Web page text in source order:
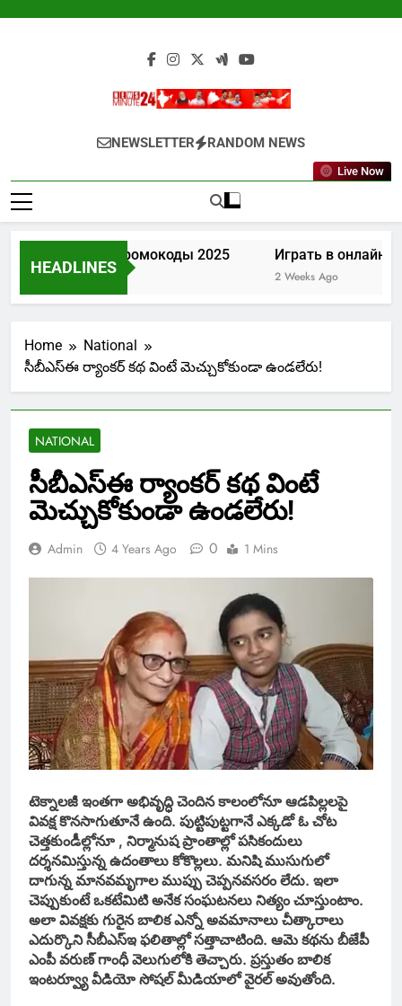
Newsminute24
Get All Updated Telugu News
NEWSLETTER RANDOM NEWS
Live Now
HEADLINES
Лев казино промокоды 2025
1 Week Ago
Играть в онлайн
2 Weeks Ago
Home
National
సీబీఎస్ఈ ర్యాంకర్ కథ వింటే మెచ్చుకోకుండా ఉండలేరు!
NATIONAL
సీబీఎస్ఈ ర్యాంకర్ కథ వింటే
మెచ్చుకోకుండా ఉండలేరు!
Admin 4 Years Ago 0 1 Mins
టెక్నాలజీ ఇంతగా అభివృద్ధి చెందిన కాలంలోనూ ఆడపిల్లలపై
వివక్ష కొనసాగుతూనే ఉంది. పుట్టిపుట్టగానే ఎక్కడో ఓ చోట
చెత్తకుండీల్లోనూ , నిర్మానుష ప్రాంతాల్లో పసికందులు
దర్శనమిస్తున్న ఉదంతాలు కోకొల్లలు. మనిషి ముసుగులో
దాగున్న మానవమృగాల ముప్పు చెప్పనవసరం లేదు. ఇలా
చెప్పుకుంటే ఒకటేమిటి అనేక సంఘటనలు నిత్యం చూస్తుంటాం.
అలా వివక్షకు గురైన బాలిక ఎన్నో అవమానాలు చీత్కారాలు
ఎదుర్కొని సీబీఎస్ఇ ఫలితాల్లో సత్తాచాటింది. ఆమె కథను బీజేపీ
ఎంపీ వరుణ్ గాంధీ వెలుగులోకి తెచ్చారు. ప్రస్తుతం బాలిక
ఇంటర్వ్యూ వీడియో సోషల్ మీడియాలో వైరల్ అవుతోంది.